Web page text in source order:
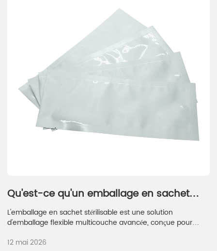
Qu'est-ce qu'un emballage en sachet
stérilisable ?
L'emballage en sachet stérilisable est une solution
d'emballage flexible multicouche avancée, conçue pour
assurant une conservation sûre et à longue durée de
12 mai 2026